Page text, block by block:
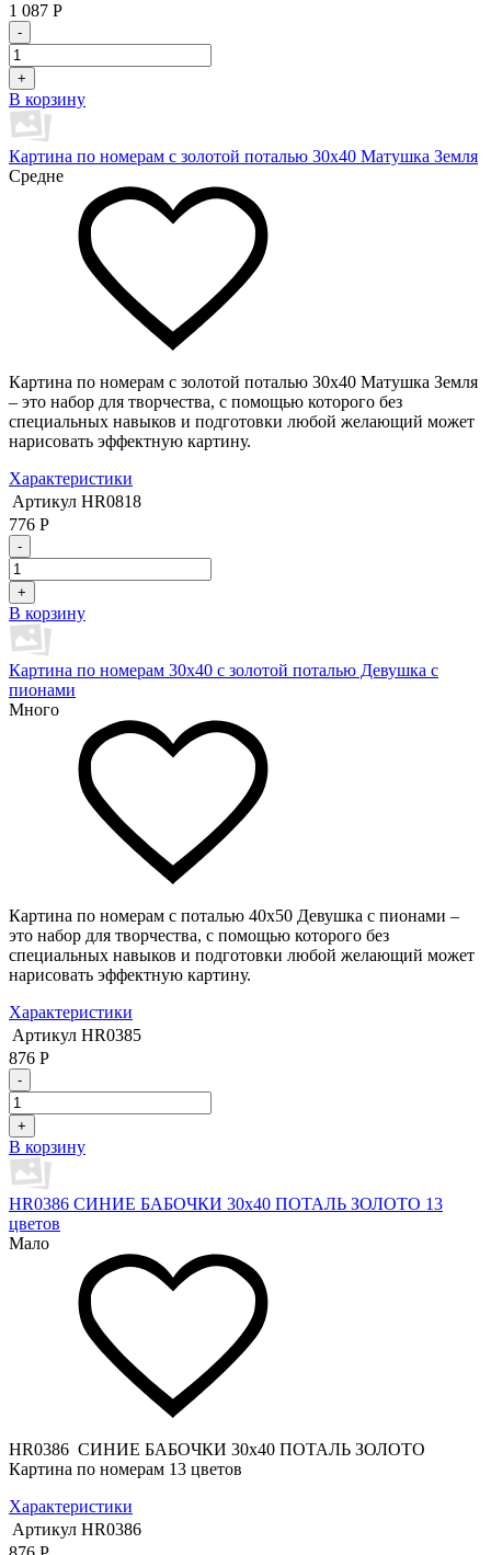
1 087 Р
-
+
В корзину
Картина по номерам с золотой поталью 30х40 Матушка Земля
Средне
Картина по номерам с золотой поталью 30х40 Матушка Земля
– это набор для творчества, с помощью которого без
специальных навыков и подготовки любой желающий может
нарисовать эффектную картину.
Характеристики
Артикул HR0818
776 Р
-
+
В корзину
Картина по номерам 30х40 с золотой поталью Девушка с
пионами
Много
Картина по номерам с поталью 40х50 Девушка с пионами –
это набор для творчества, с помощью которого без
специальных навыков и подготовки любой желающий может
нарисовать эффектную картину.
Характеристики
Артикул HR0385
876 Р
-
+
В корзину
HR0386 СИНИЕ БАБОЧКИ 30х40 ПОТАЛЬ ЗОЛОТО 13
цветов
Мало
HR0386 СИНИЕ БАБОЧКИ 30х40 ПОТАЛЬ ЗОЛОТО
Картина по номерам 13 цветов
Характеристики
Артикул HR0386